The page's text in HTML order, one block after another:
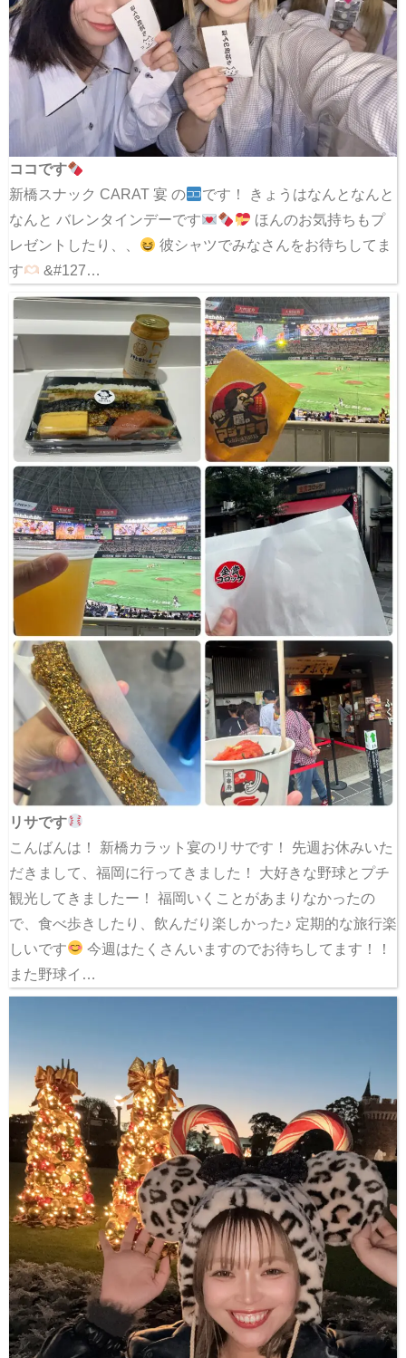
ココです
新橋スナック CARAT 宴 の
です！ きょうはなんとなんと
なんと バレンタインデーです
ほんのお気持ちもプ
レゼントしたり、、
彼シャツでみなさんをお待ちしてま
す
&#127…
リサです
こんばんは！ 新橋カラット宴のリサです！ 先週お休みいた
だきまして、福岡に行ってきました！ 大好きな野球とプチ
観光してきましたー！ 福岡いくことがあまりなかったの
で、食べ歩きしたり、飲んだり楽しかった♪ 定期的な旅行楽
しいです
今週はたくさんいますのでお待ちしてます！！
また野球イ…